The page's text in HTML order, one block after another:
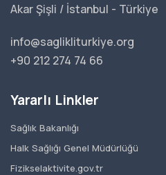
Akar Şişli / İstanbul - Türkiye
info@saglikliturkiye.org
+90 212 274 74 66
Yararlı Linkler
Sağlık Bakanlığı
Halk Sağlığı Genel Müdürlüğü
Fizikselaktivite.gov.tr